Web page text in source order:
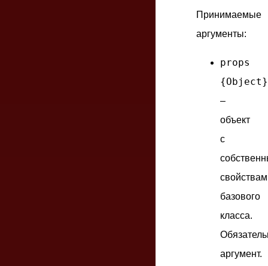
Принимаемые
аргументы:
props
{Object}
–
объект
с
базового
класса.
аргумент.